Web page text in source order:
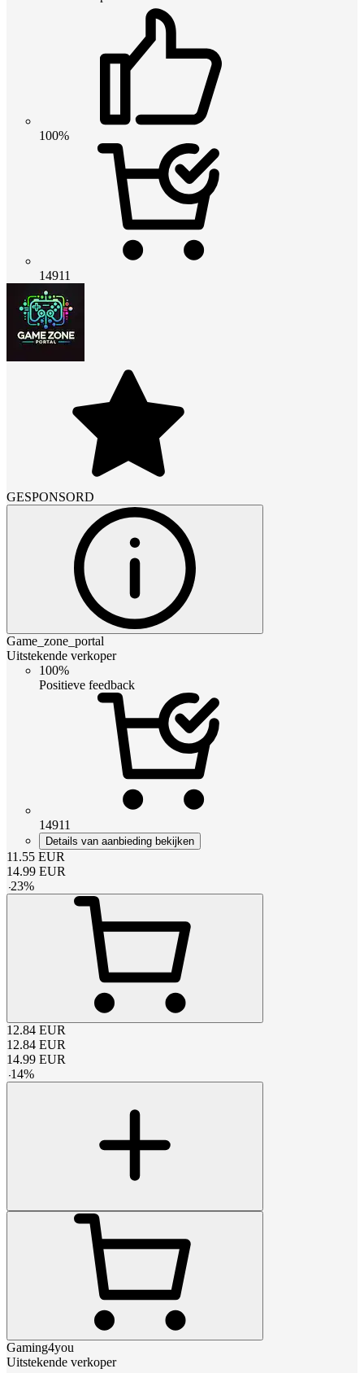
100%
14911
GESPONSORD
Game_zone_portal
Uitstekende verkoper
100%
Positieve feedback
14911
Details van aanbieding bekijken
11.55 EUR
14.99 EUR
-23%
12.84 EUR
12.84 EUR
14.99 EUR
-14%
Gaming4you
Uitstekende verkoper